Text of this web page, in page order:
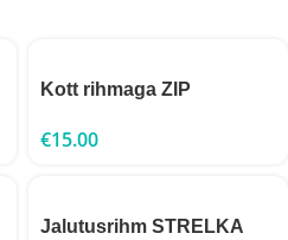
Kott rihmaga ZIP
€15.00
Jalutusrihm STRELKA